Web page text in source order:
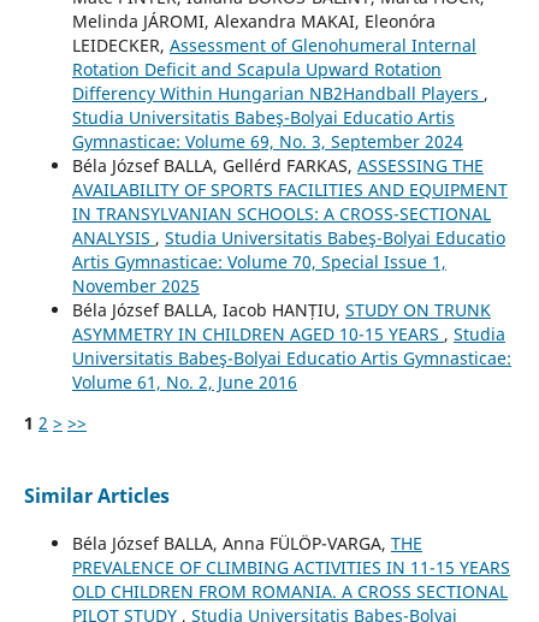
Melinda JÁROMI, Alexandra MAKAI, Eleonóra
LEIDECKER, Assessment of Glenohumeral Internal
Rotation Deficit and Scapula Upward Rotation
Differency Within Hungarian NB2Handball Players ,
Studia Universitatis Babeş-Bolyai Educatio Artis
Gymnasticae: Volume 69, No. 3, September 2024
Béla József BALLA, Gellérd FARKAS, ASSESSING THE
AVAILABILITY OF SPORTS FACILITIES AND EQUIPMENT
IN TRANSYLVANIAN SCHOOLS: A CROSS-SECTIONAL
ANALYSIS , Studia Universitatis Babeş-Bolyai Educatio
Artis Gymnasticae: Volume 70, Special Issue 1,
November 2025
Béla József BALLA, Iacob HANȚIU, STUDY ON TRUNK
ASYMMETRY IN CHILDREN AGED 10-15 YEARS , Studia
Universitatis Babeş-Bolyai Educatio Artis Gymnasticae:
Volume 61, No. 2, June 2016
1 2 > >>
Similar Articles
Béla József BALLA, Anna FÜLÖP-VARGA, THE
PREVALENCE OF CLIMBING ACTIVITIES IN 11-15 YEARS
OLD CHILDREN FROM ROMANIA. A CROSS SECTIONAL
PILOT STUDY , Studia Universitatis Babeş-Bolyai